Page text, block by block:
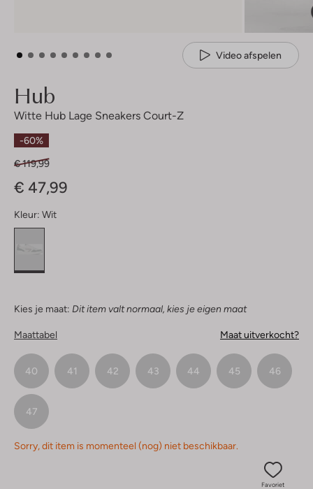
Video afspelen
Hub
Witte Hub Lage Sneakers Court-Z
-60%
€ 119,99
€ 47,99
Kleur: Wit
Kies je maat: Dit item valt normaal, kies je eigen maat
Maattabel Maat uitverkocht?
40 41 42 43 44 45 46
47
Sorry, dit item is momenteel (nog) niet beschikbaar.
Favoriet